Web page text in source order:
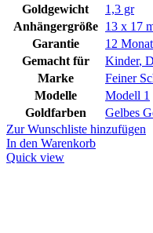
Goldgewicht
1,3 gr
Anhängergröße
13 x 17
Garantie
12
Gemacht für
Kinder,
Marke
Feiner
Modelle
Modell 1
Goldfarben
Gelbes
Zur Wunschliste hinzufügen
In den Warenkorb
Quick view